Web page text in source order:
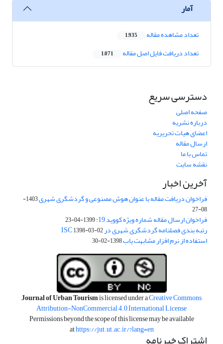
آمار
تعداد مشاهده مقاله 1,935
تعداد دریافت فایل اصل مقاله 1,071
دسترسی سریع
صفحه اصلی
درباره نشریه
اعضای هیات تحریریه
ارسال مقاله
تماس با ما
نقشه سایت
آخرین اخبار
فراخوان دریافت مقاله با عنوان هوش مصنوعی و گردشگری شهری
1403-
08-27
فراخوان ارسال مقاله شماره ویژه کووید 19: 1399-04-23
رتبه بندی فصلنامه گردشگری شهری در ISC1398-03-02
استفاده از نرم افزار مشابهت یاب1398-02-30
Journal of Urban Tourismis licensed under aCreative Commons
Attribution-NonCommercial 4.0 International License
Permissions beyond the scope of this license may be available
athttps://jut.ut.ac.ir/?lang=en